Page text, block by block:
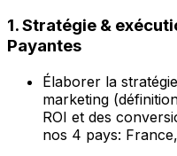
1. Stratégie &
Payantes
Élaborer la
marketing
ROI et des
nos 4 pays: